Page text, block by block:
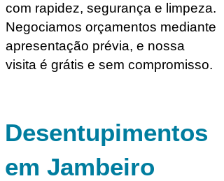
com rapidez, segurança e limpeza.
Negociamos orçamentos mediante
apresentação prévia, e nossa
visita é grátis e sem compromisso.
Desentupimentos
em Jambeiro